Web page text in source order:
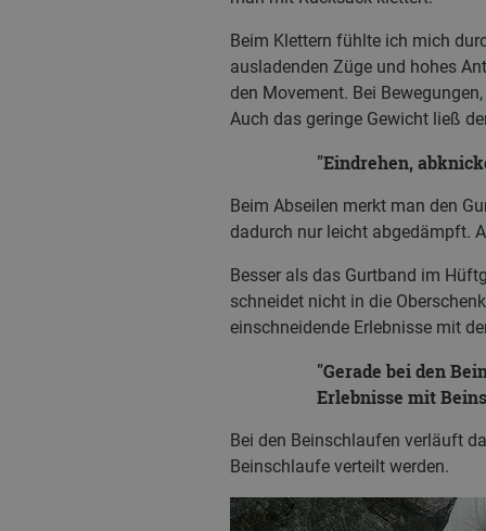
Beim Klettern fühlte ich mich
ausladenden Züge und hohes
den Movement. Bei
Auch das geringe Gewicht ließ
Eindrehen,
Beim Abseilen merkt man den
dadurch nur leicht abgedämpft.
Besser als das Gurtband im
schneidet nicht in die
einschneidende Erlebnisse mit
Gerade bei den
Erlebnisse mit
Bei den Beinschlaufen verläuft
Beinschlaufe verteilt werden.